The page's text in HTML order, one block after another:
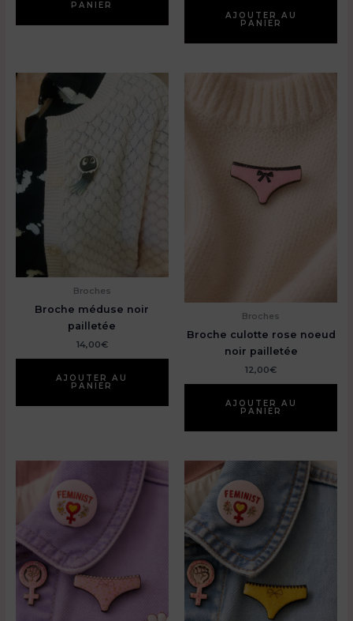
6,00€.
PANIER
AJOUTER AU
PANIER
Broches
Broche méduse noir
pailletée
14,00€
AJOUTER AU
PANIER
Broches
Broche culotte rose noeud
noir pailletée
12,00€
AJOUTER AU
PANIER